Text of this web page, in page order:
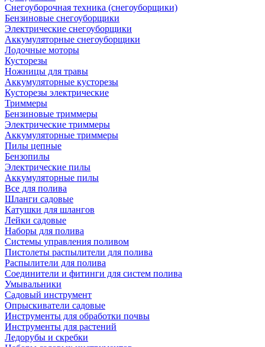
Снегоуборочная техника (снегоуборщики)
Бензиновые снегоуборщики
Электрические снегоуборщики
Аккумуляторные снегоуборщики
Лодочные моторы
Кусторезы
Ножницы для травы
Аккумуляторные кусторезы
Кусторезы электрические
Триммеры
Бензиновые триммеры
Электрические триммеры
Аккумуляторные триммеры
Пилы цепные
Бензопилы
Электрические пилы
Аккумуляторные пилы
Все для полива
Шланги садовые
Катушки для шлангов
Лейки садовые
Наборы для полива
Системы управления поливом
Пистолеты распылители для полива
Распылители для полива
Соединители и фитинги для систем полива
Умывальники
Садовый инструмент
Опрыскиватели садовые
Инструменты для обработки почвы
Инструменты для растений
Ледорубы и скребки